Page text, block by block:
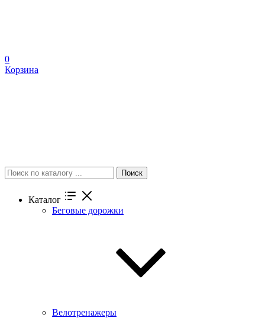
0
Корзина
Поиск
Каталог
Беговые дорожки
Велотренажеры